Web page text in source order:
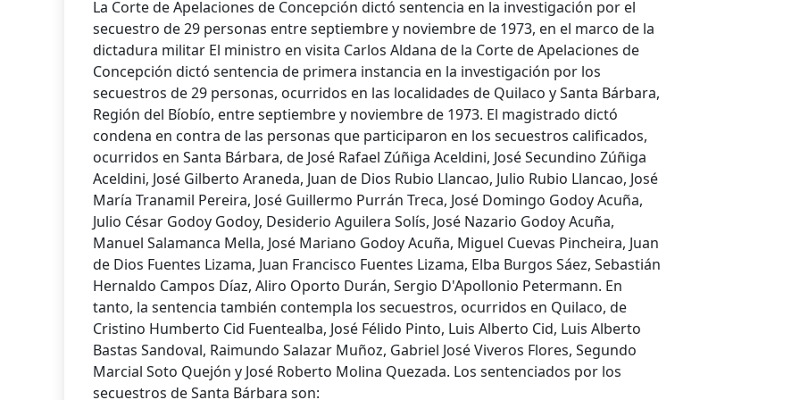
La Corte de Apelaciones de Concepción dictó sentencia en la investigación por el
secuestro de 29 personas entre septiembre y noviembre de 1973, en el marco de la
dictadura militar El ministro en visita Carlos Aldana de la Corte de Apelaciones de
Concepción dictó sentencia de primera instancia en la investigación por los
secuestros de 29 personas, ocurridos en las localidades de Quilaco y Santa Bárbara,
Región del Bíobío, entre septiembre y noviembre de 1973. El magistrado dictó
condena en contra de las personas que participaron en los secuestros calificados,
ocurridos en Santa Bárbara, de José Rafael Zúñiga Aceldini, José Secundino Zúñiga
Aceldini, José Gilberto Araneda, Juan de Dios Rubio Llancao, Julio Rubio Llancao, José
María Tranamil Pereira, José Guillermo Purrán Treca, José Domingo Godoy Acuña,
Julio César Godoy Godoy, Desiderio Aguilera Solís, José Nazario Godoy Acuña,
Manuel Salamanca Mella, José Mariano Godoy Acuña, Miguel Cuevas Pincheira, Juan
de Dios Fuentes Lizama, Juan Francisco Fuentes Lizama, Elba Burgos Sáez, Sebastián
Hernaldo Campos Díaz, Aliro Oporto Durán, Sergio D'Apollonio Petermann. En
tanto, la sentencia también contempla los secuestros, ocurridos en Quilaco, de
Cristino Humberto Cid Fuentealba, José Félido Pinto, Luis Alberto Cid, Luis Alberto
Bastas Sandoval, Raimundo Salazar Muñoz, Gabriel José Viveros Flores, Segundo
Marcial Soto Quejón y José Roberto Molina Quezada. Los sentenciados por los
secuestros de Santa Bárbara son: